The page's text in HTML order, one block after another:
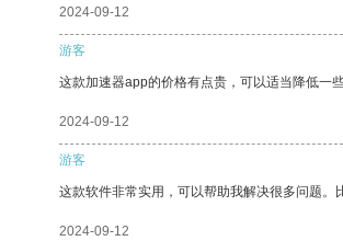
2024-09-12
游客
这款加速器app的价格有点贵，可以适当降低一
2024-09-12
游客
这款软件非常实用，可以帮助我解决很多问题。
2024-09-12